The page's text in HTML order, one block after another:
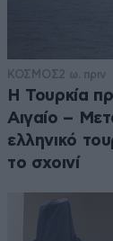
ΚΟΣΜΟΣ2 ω. πριν
Η Τουρκία
Αιγαίο –
ελληνικό
το σχοινί